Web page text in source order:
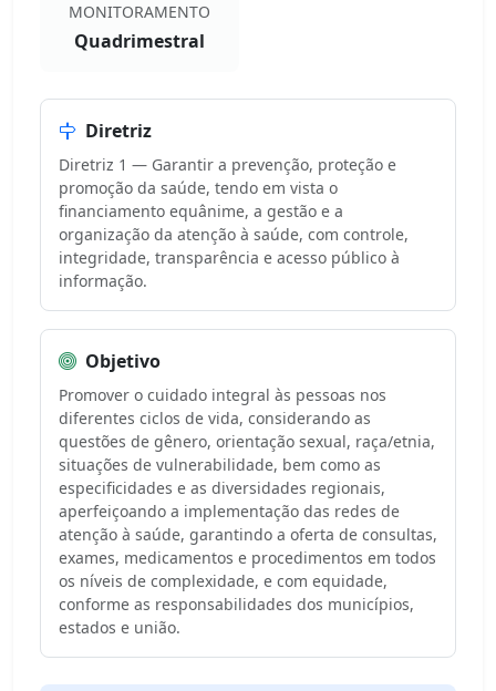
MONITORAMENTO
Quadrimestral
Diretriz
Diretriz 1 — Garantir a prevenção, proteção e
promoção da saúde, tendo em vista o
financiamento equânime, a gestão e a
organização da atenção à saúde, com controle,
integridade, transparência e acesso público à
informação.
Objetivo
Promover o cuidado integral às pessoas nos
diferentes ciclos de vida, considerando as
questões de gênero, orientação sexual, raça/etnia,
situações de vulnerabilidade, bem como as
especificidades e as diversidades regionais,
aperfeiçoando a implementação das redes de
atenção à saúde, garantindo a oferta de consultas,
exames, medicamentos e procedimentos em todos
os níveis de complexidade, e com equidade,
conforme as responsabilidades dos municípios,
estados e união.